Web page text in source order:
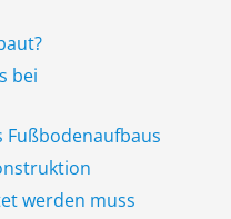
bei
Fußbodenaufbaus
werden muss